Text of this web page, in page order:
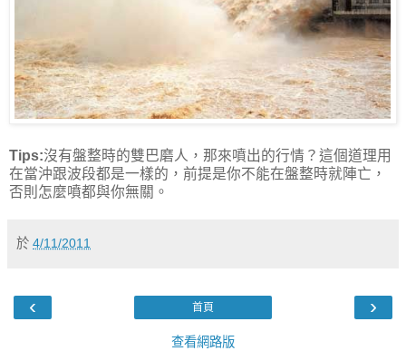
Tips:沒有盤整時的雙巴磨人，那來噴出的行情？這個道理用
在當沖跟波段都是一樣的，前提是你不能在盤整時就陣亡，
否則怎麼噴都與你無關。
於 4/11/2011
‹ ›
首頁
查看網路版